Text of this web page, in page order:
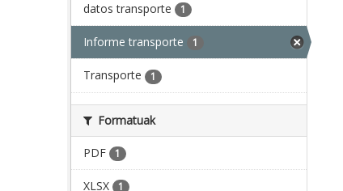
datos transporte 1
Informe transporte 1
Transporte 1
Formatuak
PDF 1
XLSX 1